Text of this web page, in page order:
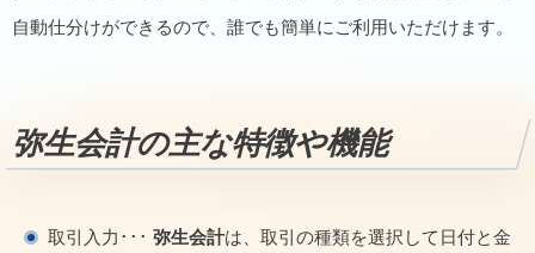
自動仕分けができるので、誰でも簡単にご利用いただけます。
弥生会計の主な特徴や機能
取引入力･･･ 弥生会計は、取引の種類を選択して日付と金